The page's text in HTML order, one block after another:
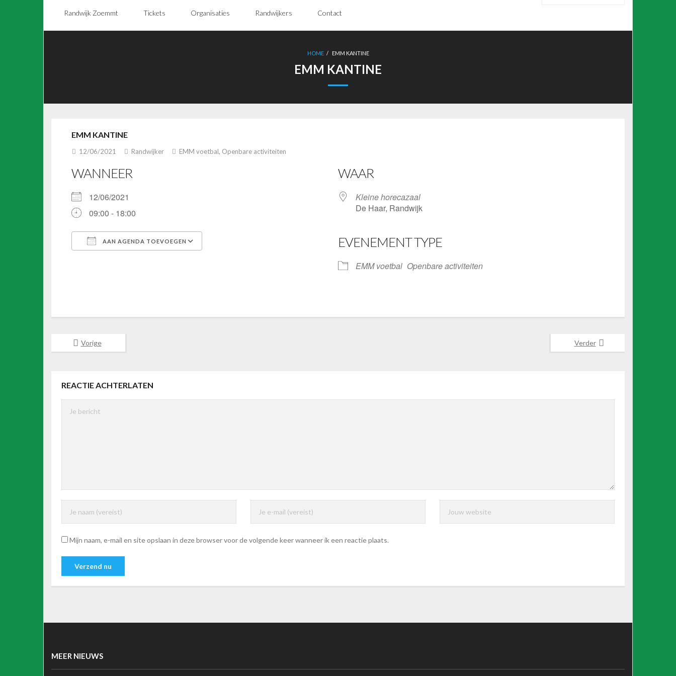
Randwijk Zoemmt Tickets Organisaties Randwijkers Contact
HOME / EMM KANTINE
EMM KANTINE
EMM KANTINE
12/06/2021 Randwijker EMM voetbal, Openbare activiteiten
WANNEER
12/06/2021
09:00 - 18:00
AAN AGENDA TOEVOEGEN
iCalendar
WAAR
Kleine horecazaal
De Haar, Randwijk
EVENEMENT TYPE
EMM voetbal Openbare activiteiten
Vorige Verder
REACTIE ACHTERLATEN
Mijn naam, e-mail en site opslaan in deze browser voor de volgende keer wanneer ik een reactie plaats.
MEER NIEUWS